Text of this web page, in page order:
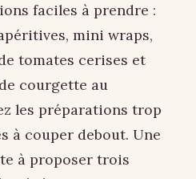
faciles à prendre :
mini wraps,
tomates cerises et
courgette au
les préparations trop
à couper debout. Une
à proposer trois